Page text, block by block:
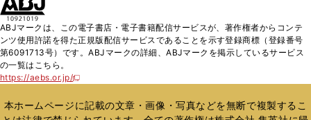
く
ド
ウ
で
ィ
ン
ド
開
ABJマークは、この電子書店・電子書籍配信サービスが、著作権者からコンテ
ンツ使用許諾を得た正規版配信サービスであることを示す登録商標（登録番号
第6091713号）です。ABJマークの詳細、ABJマークを掲示しているサービス
の一覧はこちら。
https://aebs.or.jp/
新
い
ウ
本ホームページに記載の文章・画像・写真などを無断で複製するこ